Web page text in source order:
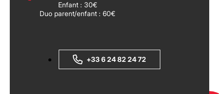
Enfant : 30€
Duo parent/enfant : 60€
+33 6 24 82 24 72